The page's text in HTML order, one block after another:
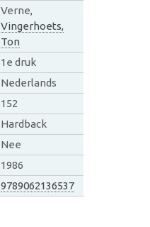
Verne,
Vingerhoets,
Ton
1e druk
Nederlands
152
Hardback
Nee
1986
9789062136537